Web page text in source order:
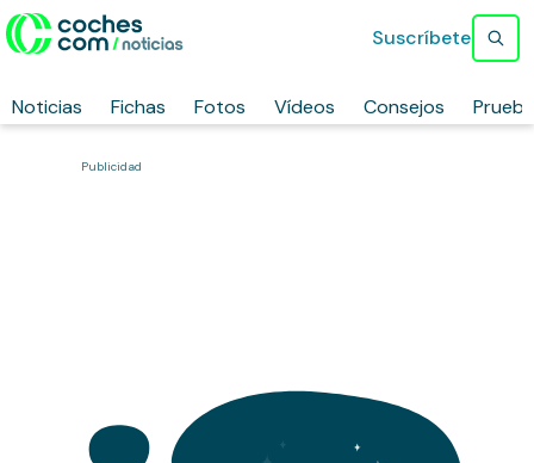
Noticias Fichas Fotos Vídeos Consejos
Suscríbete
Publicidad